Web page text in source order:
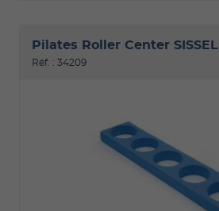
Pilates Roller Center SISSEL
Réf. : 34209